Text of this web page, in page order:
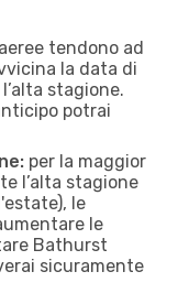
tendono ad
la data di
stagione.
potrai
per la maggior
l’alta stagione
le
le
Bathurst
sicuramente